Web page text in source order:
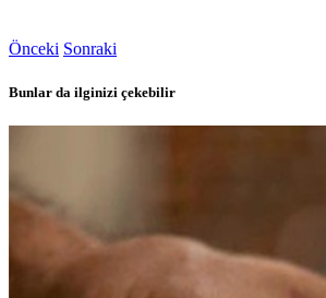
Önceki Sonraki
Bunlar da ilginizi çekebilir